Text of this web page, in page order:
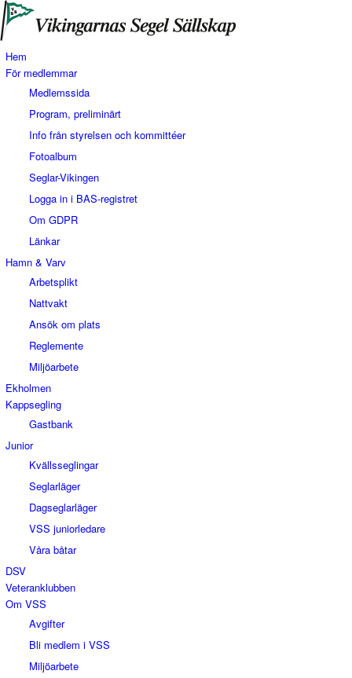
Hem
För medlemmar
Medlemssida
Program, preliminärt
Info från styrelsen och kommittéer
Fotoalbum
Seglar-Vikingen
Logga in i BAS-registret
Om GDPR
Länkar
Hamn & Varv
Arbetsplikt
Nattvakt
Ansök om plats
Reglemente
Miljöarbete
Ekholmen
Kappsegling
Gastbank
Junior
Kvällsseglingar
Seglarläger
Dagseglarläger
VSS juniorledare
Våra båtar
DSV
Veteranklubben
Om VSS
Avgifter
Bli medlem i VSS
Miljöarbete